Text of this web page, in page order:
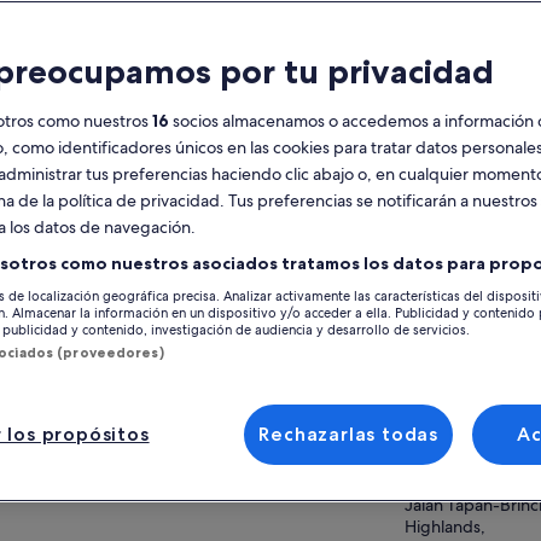
gratuita
disponible
10 h
Vale móvil
Confirmación
instantánea
Recogida en una
selección de
UNA LARGA EXTRA
SIN NINGÚN CARGO EN ABSOLUTO.
con una temperatura promedio de 20 °C es
Ubicación de la
Lata Iskandar
Jalan Tapah-
35000, Tapah,
Punto de
Jalan Tapah-
Highlands,
por tu privacidad
como nuestros16 socios almacenamos o accedemos a información
como identificadores únicos en las cookies para tratar datos
tus preferencias haciendo clic abajo o, en cualquier
de la política de privacidad. Tus preferencias se notificarán a nuestros
los datos de navegación.
como nuestros asociados tratamos los datos para
de localización geográfica precisa. Analizar activamente las características del
Almacenar la información en un dispositivo y/o acceder a ella. Publicidad y contenido
y contenido, investigación de audiencia y desarrollo de servicios.
(proveedores)
los propósitos Rechazarlas todas